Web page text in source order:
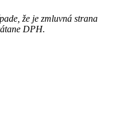
že je zmluvná strana
DPH.